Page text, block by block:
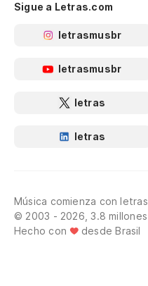
Sigue a Letras.com
letrasmusbr
letrasmusbr
letras
letras
Música comienza con letras
© 2003 - 2026, 3.8
Hecho con
desde Brasil